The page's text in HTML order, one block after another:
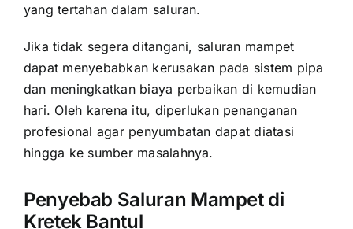
yang tertahan dalam saluran.
Jika tidak segera ditangani, saluran mampet
dapat menyebabkan kerusakan pada sistem pipa
dan meningkatkan biaya perbaikan di kemudian
hari. Oleh karena itu, diperlukan penanganan
profesional agar penyumbatan dapat diatasi
hingga ke sumber masalahnya.
Penyebab Saluran Mampet di
Kretek Bantul